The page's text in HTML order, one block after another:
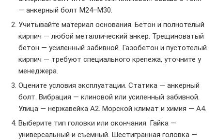
— анкерный болт M24–M30.
Учитывайте материал основания. Бетон и полнотелый
кирпич — любой металлический анкер. Трещиноватый
бетон — усиленный забивной. Газобетон и пустотелый
кирпич — требуют специального крепежа, уточните у
менеджера.
Оцените условия эксплуатации. Статика — анкерный
болт. Вибрация — клиновой или усиленный забивной.
Улица — нержавейка A2. Морской климат и химия — A4.
Выберите тип головки или окончания. Гайка —
универсальный и съёмный. Шестигранная головка —